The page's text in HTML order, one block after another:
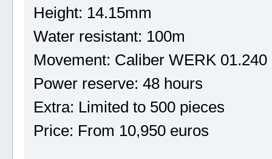
Height: 14.15mm
Water resistant: 100m
Movement: Caliber WERK 01.240
Power reserve: 48 hours
Extra: Limited to 500 pieces
Price: From 10,950 euros